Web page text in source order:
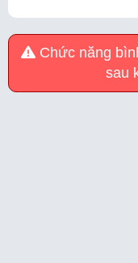
Chức năng
sau